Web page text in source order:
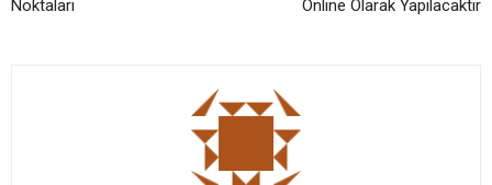
Noktaları
Online Olarak Yapılacaktır